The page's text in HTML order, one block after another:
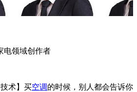
电领域创作者
术】买空调的时候，别人都会告诉你